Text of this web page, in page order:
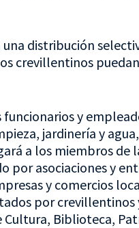
una distribución
crevillentinos
y
jardinería y
a los miembros de
asociaciones y
y comercios
por crevillentinos
Cultura, Biblioteca,